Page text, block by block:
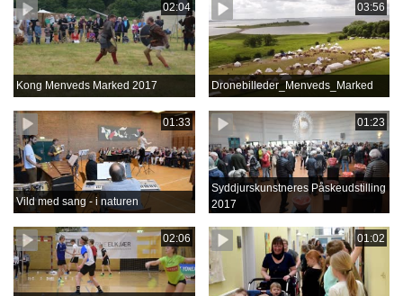
02:04
Kong Menveds Marked 2017
03:56
Dronebilleder_Menveds_Marked
01:33
Vild med sang - i naturen
01:23
Syddjurskunstneres Påskeudstilling
2017
02:06 01:02